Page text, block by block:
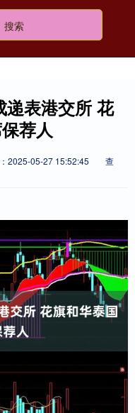
递表港交所 花
荐人
2025-05-27 15:52:45
查